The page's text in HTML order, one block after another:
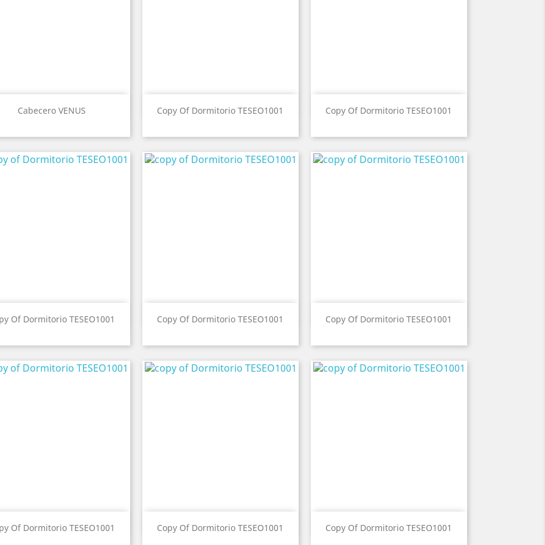
Cabecero VENUS
Vista ràpida Copy Of Dormitorio TESEO1001
Vista ràpida Copy Of Dormitorio TESEO1001
Vista ràpida
Of Dormitorio TESEO1001
Vista ràpida Copy Of Dormitorio TESEO1001
Vista ràpida Copy Of Dormitorio TESEO1001
Vista ràpida
Of Dormitorio TESEO1001
Vista ràpida Copy Of Dormitorio TESEO1001
Vista ràpida Copy Of Dormitorio TESEO1001
Vista ràpida